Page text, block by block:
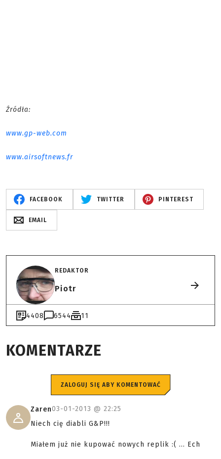
Źródła:
www.gp-web.com
www.airsoftnews.fr
FACEBOOK TWITTER PINTEREST
EMAIL
REDAKTOR
Piotr
4408 6544 11
KOMENTARZE
ZALOGUJ SIĘ ABY KOMENTOWAĆ
Zaren03-01-2013 @ 22:25
Niech cię diabli G&P!!!
Miałem już nie kupować nowych replik :( ... Ech